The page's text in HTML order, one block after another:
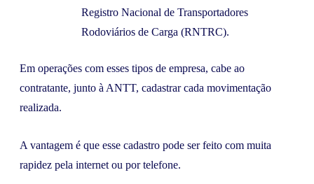
Registro Nacional de Transportadores
Rodoviários de Carga (RNTRC).
Em operações com esses tipos de empresa, cabe ao
contratante, junto à ANTT, cadastrar cada movimentação
realizada.
A vantagem é que esse cadastro pode ser feito com muita
rapidez pela internet ou por telefone.